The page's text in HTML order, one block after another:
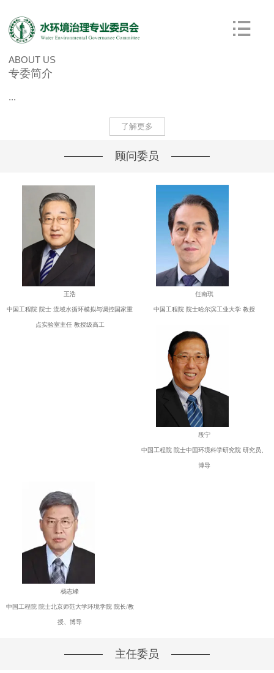
ABOUT US
专委简介
...
了解更多
顾问委员
王浩
中国工程院 院士 流域水循环模拟与调控国家重
点实验室主任 教授级高工
任南琪
中国工程院 院士哈尔滨工业大学 教授
段宁
中国工程院 院士中国环境科学研究院 研究员、
博导
杨志峰
中国工程院 院士北京师范大学环境学院 院长/教
授、博导
主任委员